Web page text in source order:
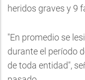
heridos graves y 9
"En promedio se
durante el período
de toda entidad",